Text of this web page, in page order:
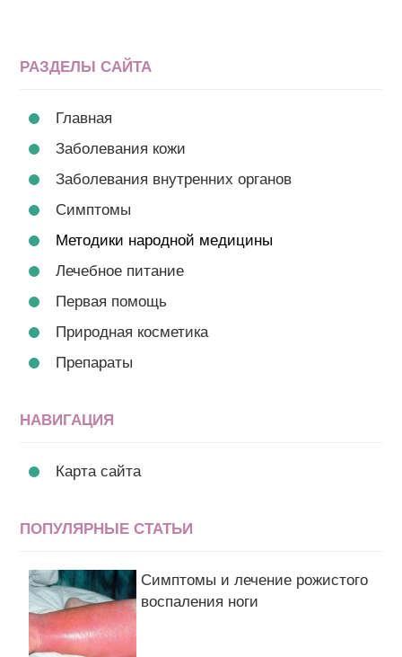
РАЗДЕЛЫ САЙТА
Главная
Заболевания кожи
Заболевания внутренних органов
Симптомы
Методики народной медицины
Лечебное питание
Первая помощь
Природная косметика
Препараты
НАВИГАЦИЯ
Карта сайта
ПОПУЛЯРНЫЕ СТАТЬИ
Симптомы и лечение рожистого
воспаления ноги